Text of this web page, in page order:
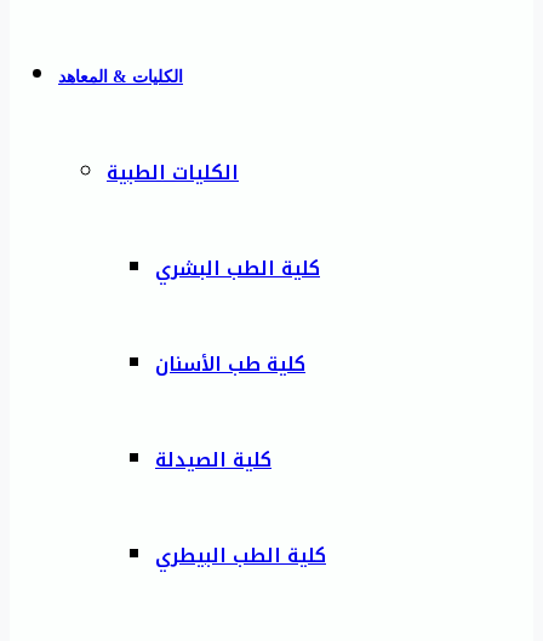
الكليات & المعاهد
الكليات الطبية
كلية الطب البشري
كلية طب الأسنان
كلية الصيدلة
كلية الطب البيطري